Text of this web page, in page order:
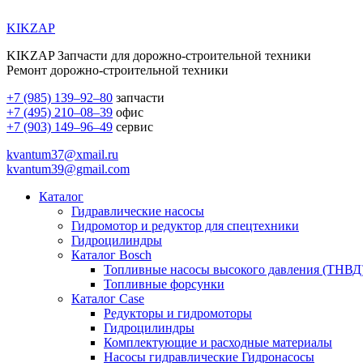
KIKZAP
KIKZAP Запчасти для дорожно-строительной техники
Ремонт дорожно-строительной техники
+7 (985) 139–92–80 запчасти
+7 (495) 210–08–39 офис
+7 (903) 149–96–49 сервис
kvantum37@xmail.ru
kvantum39@gmail.com
Каталог
Гидравлические насосы
Гидромотор и редуктор для спецтехники
Гидроцилиндры
Каталог Bosch
Топливные насосы высокого давления
Топливные форсунки
Каталог Case
Редукторы и гидромоторы
Гидроцилиндры
Комплектующие и расходные материалы
Насосы гидравлические Гидронасосы